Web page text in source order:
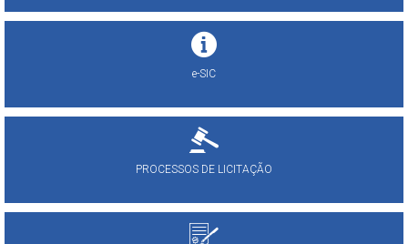
e-SIC
PROCESSOS DE LICITAÇÃO